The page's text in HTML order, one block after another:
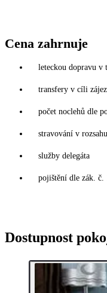
Cena zahrnuje
leteckou dopravu v
transfery v cíli
počet noclehů dle
stravování v
služby delegáta
pojištění dle zák. č.
Dostupnost